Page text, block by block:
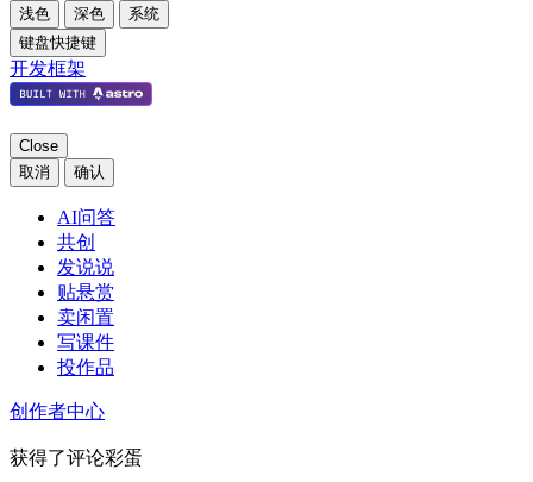
浅色 深色
系统
键盘快捷键
开发框架
Close
取消
确认
AI问答
共创
发说说
贴悬赏
卖闲置
写课件
投作品
创作者中心
获得了评论彩蛋